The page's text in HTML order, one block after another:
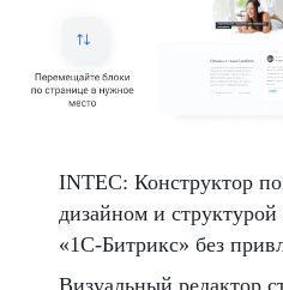
INTEC: Конструктор
дизайном и
«1С-Битрикс» без
Визуальный редактор